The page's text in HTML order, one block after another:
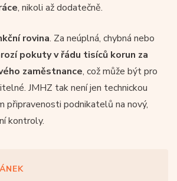
, nikoli až dodatečně.
rovina. Za neúplná, chybná nebo
pokuty v řádu tisíců korun za
zaměstnance, což může být pro
JMHZ tak není jen technickou
připravenosti podnikatelů na nový,
kontroly.